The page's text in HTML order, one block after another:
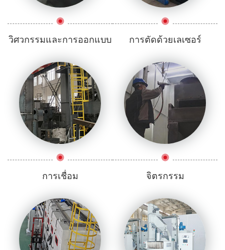
วิศวกรรมและการออกแบบ การตัดด้วยเลเซอร์
การเชื่อม จิตรกรรม